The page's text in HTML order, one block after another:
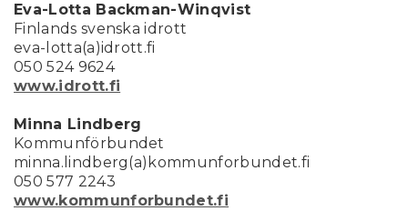
Eva-Lotta Backman-Winqvist
Finlands svenska idrott
eva-lotta(a)idrott.fi
050 524 9624
www.idrott.fi
Minna Lindberg
Kommunförbundet
minna.lindberg(a)kommunforbundet.fi
050 577 2243
www.kommunforbundet.fi